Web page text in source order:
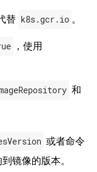
替 k8s.gcr.io 。
，使用
和
或者命令
镜像的版本。